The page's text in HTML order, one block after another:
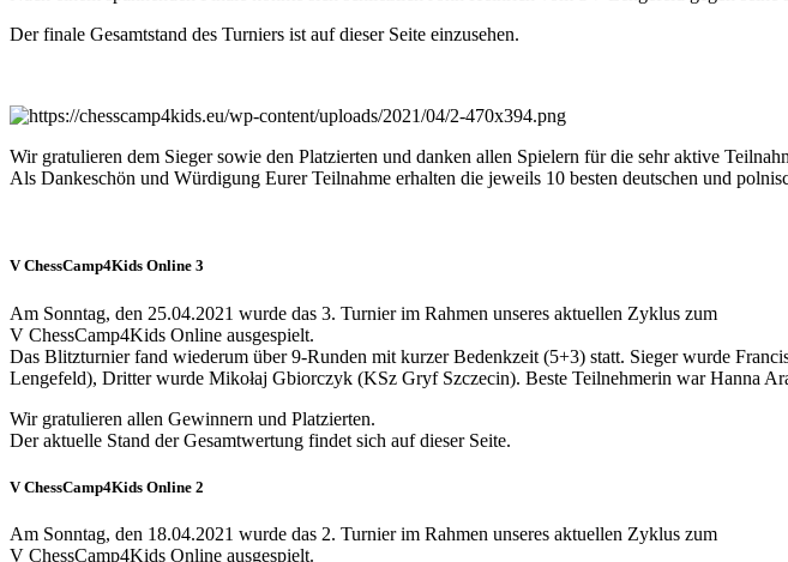
Der finale Gesamtstand des Turniers ist auf dieser Seite einzusehen.
Wir gratulieren dem Sieger sowie den Platzierten und danken allen Spielern für die sehr aktive
Als Dankeschön und Würdigung Eurer Teilnahme erhalten die jeweils 10 besten deutschen und
V ChessCamp4Kids Online 3
Am Sonntag, den 25.04.2021 wurde das 3. Turnier im Rahmen unseres aktuellen Zyklus zum
V ChessCamp4Kids Online ausgespielt.
Das Blitzturnier fand wiederum über 9-Runden mit kurzer Bedenkzeit (5+3) statt. Sieger wurde
Lengefeld), Dritter wurde Mikołaj Gbiorczyk (KSz Gryf Szczecin). Beste Teilnehmerin war Hanna
Wir gratulieren allen Gewinnern und Platzierten.
Der aktuelle Stand der Gesamtwertung findet sich auf dieser Seite.
V ChessCamp4Kids Online 2
Am Sonntag, den 18.04.2021 wurde das 2. Turnier im Rahmen unseres aktuellen Zyklus zum
V ChessCamp4Kids Online ausgespielt.